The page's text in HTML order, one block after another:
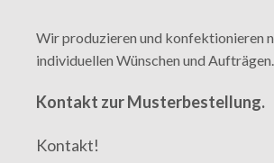
Wir produzieren und konfektionieren
individuellen Wünschen und Aufträgen.
Kontakt zur Musterbestellung.
Kontakt!